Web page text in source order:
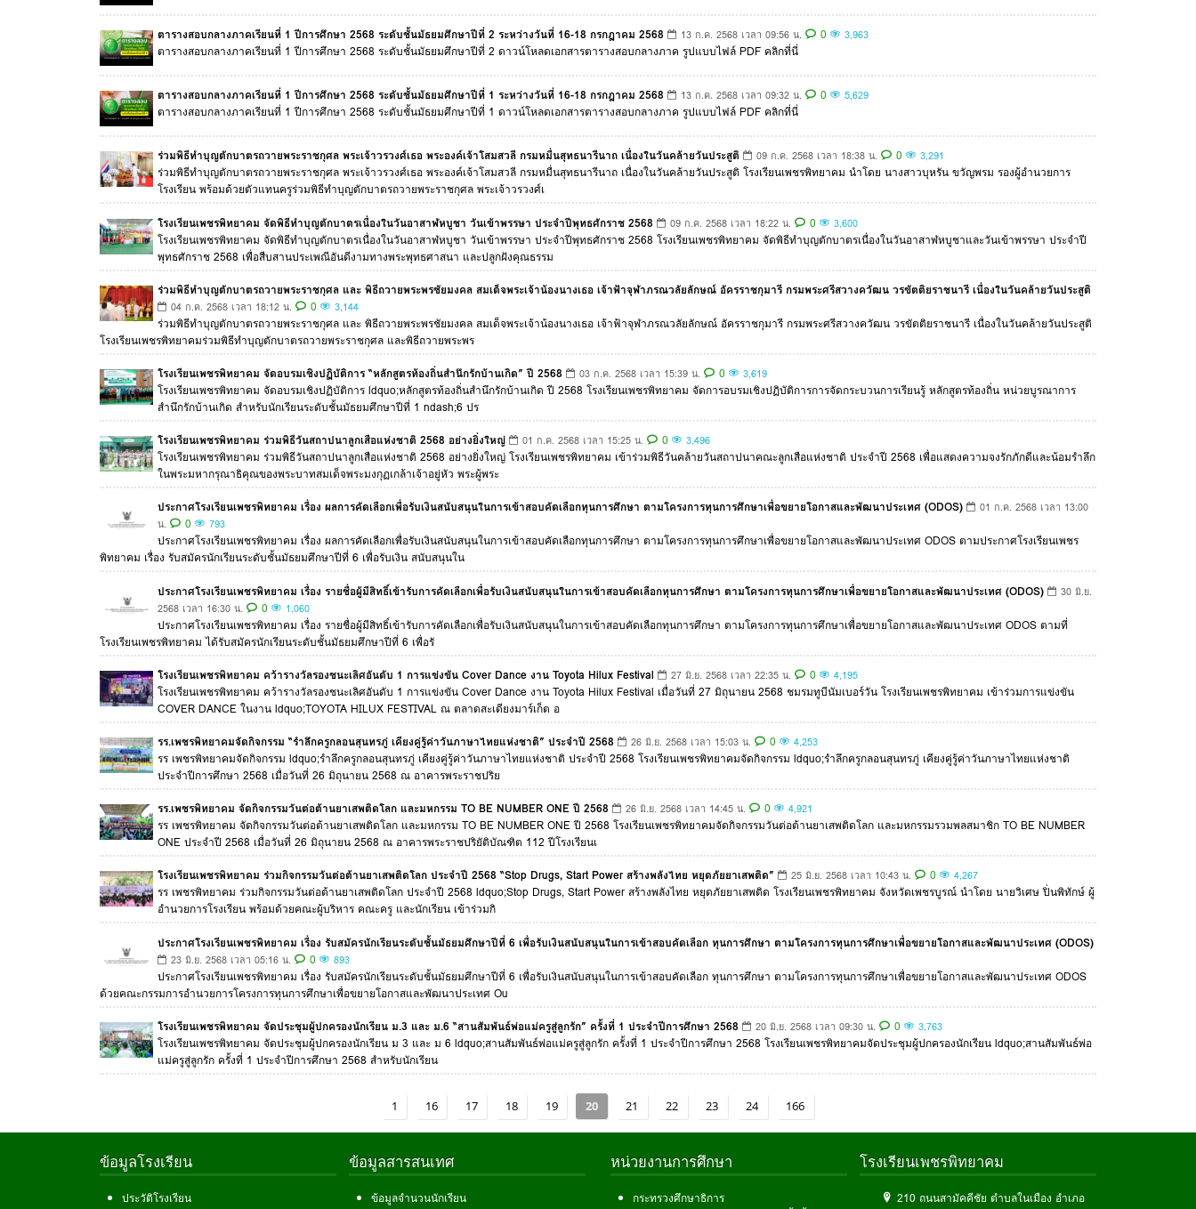
ตารางสอบกลางภาคเรียนที่ 1 ปีการศึกษา 2568 ระดับชั้นมัธยมศึกษาปีที่ 2 ระหว่างวันที่ 16-18 กรกฎาคม 2568 13 ก.ค. 2568 เวลา 09:56 น. 0 3,963
ตารางสอบกลางภาคเรียนที่ 1 ปีการศึกษา 2568 ระดับชั้นมัธยมศึกษาปีที่ 2 ดาวน์โหลดเอกสารตารางสอบกลางภาค รูปแบบไฟล์ PDF คลิกที่นี่
ตารางสอบกลางภาคเรียนที่ 1 ปีการศึกษา 2568 ระดับชั้นมัธยมศึกษาปีที่ 1 ระหว่างวันที่ 16-18 กรกฎาคม 2568 13 ก.ค. 2568 เวลา 09:32 น. 0 5,629
ตารางสอบกลางภาคเรียนที่ 1 ปีการศึกษา 2568 ระดับชั้นมัธยมศึกษาปีที่ 1 ดาวน์โหลดเอกสารตารางสอบกลางภาค รูปแบบไฟล์ PDF คลิกที่นี่
ร่วมพิธีทำบุญตักบาตรถวายพระราชกุศล พระเจ้าวรวงศ์เธอ พระองค์เจ้าโสมสวลี กรมหมื่นสุทธนารีนาถ เนื่องในวันคล้ายวันประสูติ 09 ก.ค. 2568 เวลา 18:38 น. 0 3,291
ร่วมพิธีทำบุญตักบาตรถวายพระราชกุศล พระเจ้าวรวงศ์เธอ พระองค์เจ้าโสมสวลี กรมหมื่นสุทธนารีนาถ เนื่องในวันคล้ายวันประสูติ โรงเรียนเพชรพิทยาคม นำโดย นางสาวบุหรัน ขวัญพรม รองผู้อำนวยการ
โรงเรียน พร้อมด้วยตัวแทนครูร่วมพิธีทำบุญตักบาตรถวายพระราชกุศล พระเจ้าวรวงศ์เ
โรงเรียนเพชรพิทยาคม จัดพิธีทำบุญตักบาตรเนื่องในวันอาสาฬหบูชา วันเข้าพรรษา ประจำปีพุทธศักราช 2568
09 ก.ค. 2568 เวลา 18:22 น. 0 3,600
โรงเรียนเพชรพิทยาคม จัดพิธีทำบุญตักบาตรเนื่องในวันอาสาฬหบูชา วันเข้าพรรษา ประจำปีพุทธศักราช 2568 โรงเรียนเพชรพิทยาคม จัดพิธีทำบุญตักบาตรเนื่องในวันอาสาฬหบูชาและวันเข้าพรรษา ประจำปี
พุทธศักราช 2568 เพื่อสืบสานประเพณีอันดีงามทางพระพุทธศาสนา และปลูกฝังคุณธรรม
ร่วมพิธีทำบุญตักบาตรถวายพระราชกุศล และ พิธีถวายพระพรชัยมงคล สมเด็จพระเจ้าน้องนางเธอ เจ้าฟ้าจุฬาภรณวลัยลักษณ์ อัครราชกุมารี กรมพระศรีสวางควัฒน วรขัตติยราชนารี เนื่องในวันคล้ายวันประสูติ
04 ก.ค. 2568 เวลา 18:12 น. 0 3,144
ร่วมพิธีทำบุญตักบาตรถวายพระราชกุศล และ พิธีถวายพระพรชัยมงคล สมเด็จพระเจ้าน้องนางเธอ เจ้าฟ้าจุฬาภรณวลัยลักษณ์ อัครราชกุมารี กรมพระศรีสวางควัฒน วรขัตติยราชนารี เนื่องในวันคล้ายวันประสูติ
โรงเรียนเพชรพิทยาคมร่วมพิธีทำบุญตักบาตรถวายพระราชกุศล และพิธีถวายพระพร
โรงเรียนเพชรพิทยาคม จัดอบรมเชิงปฏิบัติการ “หลักสูตรท้องถิ่นสำนึกรักบ้านเกิด” ปี 2568
03 ก.ค. 2568 เวลา 15:39 น. 0 3,619
โรงเรียนเพชรพิทยาคม จัดอบรมเชิงปฏิบัติการ ldquo;หลักสูตรท้องถิ่นสำนึกรักบ้านเกิด ปี 2568 โรงเรียนเพชรพิทยาคม จัดการอบรมเชิงปฏิบัติการการจัดกระบวนการเรียนรู้ หลักสูตรท้องถิ่น หน่วยบูรณาการ
สำนึกรักบ้านเกิด สำหรับนักเรียนระดับชั้นมัธยมศึกษาปีที่ 1 ndash;6 ปร
โรงเรียนเพชรพิทยาคม ร่วมพิธีวันสถาปนาลูกเสือแห่งชาติ 2568 อย่างยิ่งใหญ่
01 ก.ค. 2568 เวลา 15:25 น. 0 3,496
โรงเรียนเพชรพิทยาคม ร่วมพิธีวันสถาปนาลูกเสือแห่งชาติ 2568 อย่างยิ่งใหญ่ โรงเรียนเพชรพิทยาคม เข้าร่วมพิธีวันคล้ายวันสถาปนาคณะลูกเสือแห่งชาติ ประจำปี 2568 เพื่อแสดงความจงรักภักดีและน้อมรำลึก
ในพระมหากรุณาธิคุณของพระบาทสมเด็จพระมงกุฏเกล้าเจ้าอยู่หัว พระผู้พระ
ประกาศโรงเรียนเพชรพิทยาคม เรื่อง ผลการคัดเลือกเพื่อรับเงินสนับสนุนในการเข้าสอบคัดเลือกทุนการศึกษา ตามโครงการทุนการศึกษาเพื่อขยายโอกาสและพัฒนาประเทศ (ODOS)
01 ก.ค. 2568 เวลา 13:00
น.
0 793
ประกาศโรงเรียนเพชรพิทยาคม เรื่อง ผลการคัดเลือกเพื่อรับเงินสนับสนุนในการเข้าสอบคัดเลือกทุนการศึกษา ตามโครงการทุนการศึกษาเพื่อขยายโอกาสและพัฒนาประเทศ ODOS ตามประกาศโรงเรียนเพชร
พิทยาคม เรื่อง รับสมัครนักเรียนระดับชั้นมัธยมศึกษาปีที่ 6 เพื่อรับเงิน สนับสนุนใน
ประกาศโรงเรียนเพชรพิทยาคม เรื่อง รายชื่อผู้มีสิทธิ์เข้ารับการคัดเลือกเพื่อรับเงินสนับสนุนในการเข้าสอบคัดเลือกทุนการศึกษา ตามโครงการทุนการศึกษาเพื่อขยายโอกาสและพัฒนาประเทศ (ODOS)
30 มิ.ย.
2568 เวลา 16:30 น.
0 1,060
ประกาศโรงเรียนเพชรพิทยาคม เรื่อง รายชื่อผู้มีสิทธิ์เข้ารับการคัดเลือกเพื่อรับเงินสนับสนุนในการเข้าสอบคัดเลือกทุนการศึกษา ตามโครงการทุนการศึกษาเพื่อขยายโอกาสและพัฒนาประเทศ ODOS ตามที่
โรงเรียนเพชรพิทยาคม ได้รับสมัครนักเรียนระดับชั้นมัธยมศึกษาปีที่ 6 เพื่อรั
โรงเรียนเพชรพิทยาคม คว้ารางวัลรองชนะเลิศอันดับ 1 การแข่งขัน Cover Dance งาน Toyota Hilux Festival
27 มิ.ย. 2568 เวลา 22:35 น. 0 4,195
โรงเรียนเพชรพิทยาคม คว้ารางวัลรองชนะเลิศอันดับ 1 การแข่งขัน Cover Dance งาน Toyota Hilux Festival เมื่อวันที่ 27 มิถุนายน 2568 ชมรมทูบีนัมเบอร์วัน โรงเรียนเพชรพิทยาคม เข้าร่วมการแข่งขัน
COVER DANCE ในงาน ldquo;TOYOTA HILUX FESTIVAL ณ ตลาดสะเดียงมาร์เก็ต อ
รร.เพชรพิทยาคมจัดกิจกรรม “รำลึกครูกลอนสุนทรภู่ เคียงคู่รู้ค่าวันภาษาไทยแห่งชาติ” ประจำปี 2568
26 มิ.ย. 2568 เวลา 15:03 น. 0 4,253
รร เพชรพิทยาคมจัดกิจกรรม ldquo;รำลึกครูกลอนสุนทรภู่ เคียงคู่รู้ค่าวันภาษาไทยแห่งชาติ ประจำปี 2568 โรงเรียนเพชรพิทยาคมจัดกิจกรรม ldquo;รำลึกครูกลอนสุนทรภู่ เคียงคู่รู้ค่าวันภาษาไทยแห่งชาติ
ประจำปีการศึกษา 2568 เมื่อวันที่ 26 มิถุนายน 2568 ณ อาคารพระราชปริย
รร.เพชรพิทยาคม จัดกิจกรรมวันต่อต้านยาเสพติดโลก และมหกรรม TO BE NUMBER ONE ปี 2568
26 มิ.ย. 2568 เวลา 14:45 น. 0 4,921
รร เพชรพิทยาคม จัดกิจกรรมวันต่อต้านยาเสพติดโลก และมหกรรม TO BE NUMBER ONE ปี 2568 โรงเรียนเพชรพิทยาคมจัดกิจกรรมวันต่อต้านยาเสพติดโลก และมหกรรมรวมพลสมาชิก TO BE NUMBER
ONE ประจำปี 2568 เมื่อวันที่ 26 มิถุนายน 2568 ณ อาคารพระราชปริยัติบัณฑิต 112 ปีโรงเรียนเ
โรงเรียนเพชรพิทยาคม ร่วมกิจกรรมวันต่อต้านยาเสพติดโลก ประจำปี 2568 “Stop Drugs, Start Power สร้างพลังไทย หยุดภัยยาเสพติด”
25 มิ.ย. 2568 เวลา 10:43 น. 0 4,267
รร เพชรพิทยาคม ร่วมกิจกรรมวันต่อต้านยาเสพติดโลก ประจำปี 2568 ldquo;Stop Drugs, Start Power สร้างพลังไทย หยุดภัยยาเสพติด โรงเรียนเพชรพิทยาคม จังหวัดเพชรบูรณ์ นำโดย นายวิเศษ ปิ่นพิทักษ์ ผู้
อำนวยการโรงเรียน พร้อมด้วยคณะผู้บริหาร คณะครู และนักเรียน เข้าร่วมกิ
ประกาศโรงเรียนเพชรพิทยาคม เรื่อง รับสมัครนักเรียนระดับชั้นมัธยมศึกษาปีที่ 6 เพื่อรับเงินสนับสนุนในการเข้าสอบคัดเลือก ทุนการศึกษา ตามโครงการทุนการศึกษาเพื่อขยายโอกาสและพัฒนาประเทศ (ODOS)
23 มิ.ย. 2568 เวลา 05:16 น. 0 893
ประกาศโรงเรียนเพชรพิทยาคม เรื่อง รับสมัครนักเรียนระดับชั้นมัธยมศึกษาปีที่ 6 เพื่อรับเงินสนับสนุนในการเข้าสอบคัดเลือก ทุนการศึกษา ตามโครงการทุนการศึกษาเพื่อขยายโอกาสและพัฒนาประเทศ ODOS
ด้วยคณะกรรมการอำนวยการโครงการทุนการศึกษาเพื่อขยายโอกาสและพัฒนาประเทศ Ou
โรงเรียนเพชรพิทยาคม จัดประชุมผู้ปกครองนักเรียน ม.3 และ ม.6 “สานสัมพันธ์พ่อแม่ครูสู่ลูกรัก” ครั้งที่ 1 ประจำปีการศึกษา 2568
20 มิ.ย. 2568 เวลา 09:30 น. 0 3,763
โรงเรียนเพชรพิทยาคม จัดประชุมผู้ปกครองนักเรียน ม 3 และ ม 6 ldquo;สานสัมพันธ์พ่อแม่ครูสู่ลูกรัก ครั้งที่ 1 ประจำปีการศึกษา 2568 โรงเรียนเพชรพิทยาคมจัดประชุมผู้ปกครองนักเรียน ldquo;สานสัมพันธ์พ่อ
แม่ครูสู่ลูกรัก ครั้งที่ 1 ประจำปีการศึกษา 2568 สำหรับนักเรียน
1 16 17 18 19 20 21 22 23 24 166
ข้อมูลโรงเรียน
ประวัติโรงเรียน
ข้อมูลสารสนเทศ
ข้อมูลจำนวนนักเรียน
หน่วยงานการศึกษา
กระทรวงศึกษาธิการ
โรงเรียนเพชรพิทยาคม
210 ถนนสามัคคีชัย ตำบลในเมือง อำเภอ